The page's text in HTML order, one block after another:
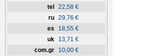
tel
22,58 €
ru 29,76 €
es
18,55 €
uk
13,71 €
com.gr
10,00 €